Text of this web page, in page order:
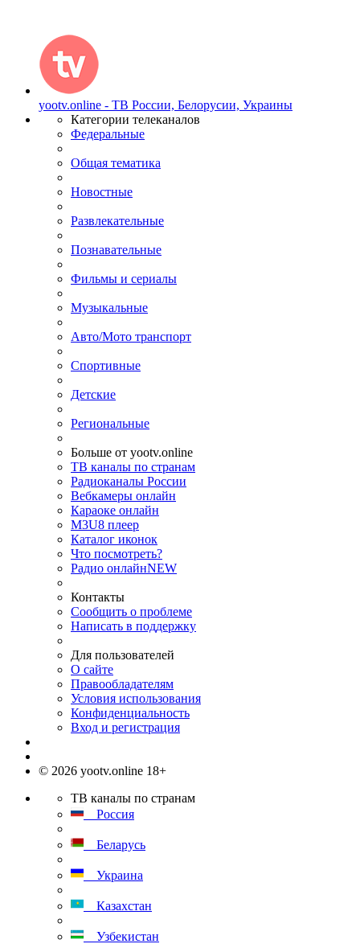
yootv.online - ТВ России, Белорусии, Украины
Категории телеканалов
Федеральные
Общая тематика
Новостные
Развлекательные
Познавательные
Фильмы и сериалы
Музыкальные
Авто/Мото транспорт
Спортивные
Детские
Региональные
Больше от yootv.online
ТВ каналы по странам
Радиоканалы России
Вебкамеры онлайн
Караоке онлайн
M3U8 плеер
Каталог иконок
Что посмотреть?
Радио онлайнNEW
Контакты
Сообщить о проблеме
Написать в поддержку
Для пользователей
О сайте
Правообладателям
Условия использования
Конфиденциальность
Вход и регистрация
© 2026 yootv.online 18+
ТВ каналы по странам
Россия
Беларусь
Украина
Казахстан
Узбекистан